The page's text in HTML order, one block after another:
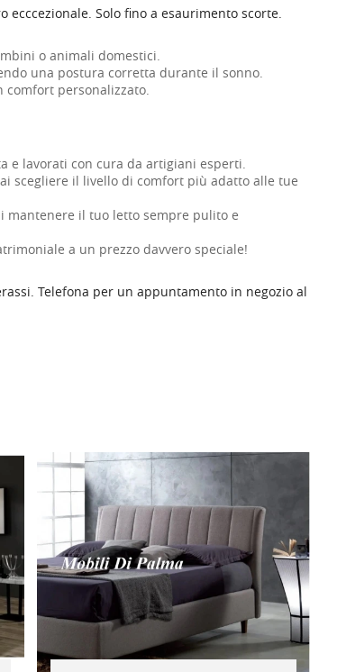
ecccezionale. Solo fino a esaurimento scorte.
o animali domestici.
una postura corretta durante il sonno.
personalizzato.
e lavorati con cura da artigiani esperti.
scegliere il livello di comfort più adatto alle tue
mantenere il tuo letto sempre pulito e
a un prezzo davvero speciale!
Telefona per un appuntamento in negozio al